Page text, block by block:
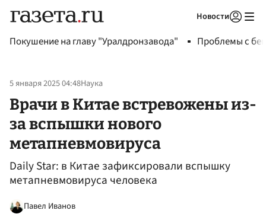
Новости
Покушение на главу "Уралдронзавода" Проблемы с
5 января 2025 04:48Наука
Врачи в Китае встревожены из-
за вспышки нового
метапневмовируса
Daily Star: в Китае зафиксировали вспышку
метапневмовируса человека
Павел Иванов